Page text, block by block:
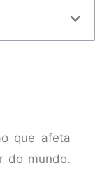
que afeta
do mundo.